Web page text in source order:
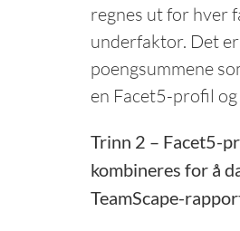
regnes ut for hver
underfaktor. Det
poengsummene
en Facet5-profil og
Trinn 2 – Facet5-
kombineres for å
TeamScape-